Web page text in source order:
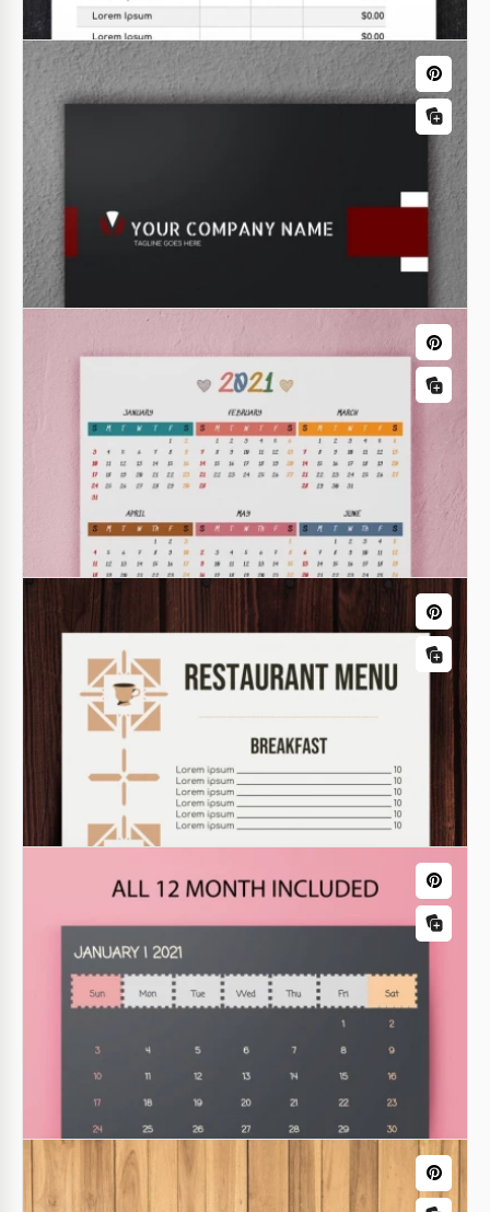
Calendários
Calendário Anual de 2021
mês é especial, se tens planos. Espero que 2021 seja
o melhor ano da tua vida.
Faturas
Fatura Profissional
Procurando uma fatura de empresa decente? Aqui
está. Decidimos recusar o design padrão e
acrescentamos um pouco de cor. Os dados de
contato serão mencionados em vermelho escuro.
Cartões de visita
Cartão de Visita Moderno
Se você deseja promover sua marca, use nosso
modelo de cartão de visita de negócios moderno do
Google Docs. É super elegante e sofisticado.
Calendário de Parede Anual de 2021
Este é o momento perfeito para pensar no seu
Calendário de Parede Anual 2021. Temos uma ideia